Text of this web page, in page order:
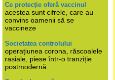
Ce protecție oferă vaccinul
acestea sunt cifrele, care au
convins oamenii să se
vaccineze
Societatea controlului
operațiunea corona, răscoalele
rasiale, piese într-o tranziție
postmodernă